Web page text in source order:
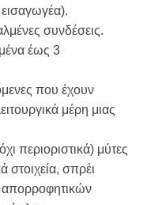
εισαγωγέα).
συνδέσεις.
έως 3
που έχουν
μέρη μιας
περιοριστικά) μύτες
στοιχεία, σπρέι
απορροφητικών